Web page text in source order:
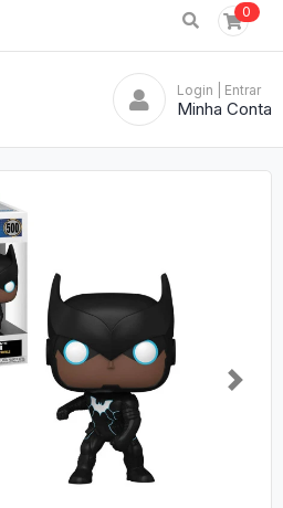
0
Login | Entrar
Minha Conta
Next